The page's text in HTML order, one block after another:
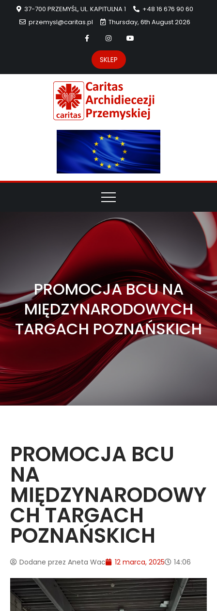
37-700 PRZEMYŚL, UL. KAPITULNA 1
+48 16 676 90 60
przemysl@caritas.pl
Thursday, 6th August 2026
SKLEP
PROMOCJA BCU NA
MIĘDZYNARODOWYCH
TARGACH POZNAŃSKICH
PROMOCJA BCU
NA
MIĘDZYNARODOWY
CH TARGACH
POZNAŃSKICH
Dodane przez Aneta Wac 12 marca, 2025 14:06